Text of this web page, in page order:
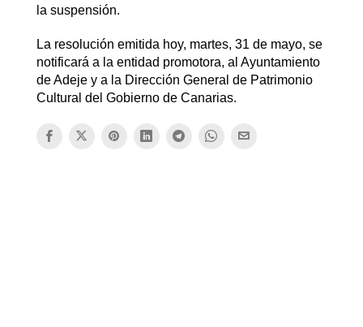
la suspensión.
La resolución emitida hoy, martes, 31 de mayo, se
notificará a la entidad promotora, al Ayuntamiento
de Adeje y a la Dirección General de Patrimonio
Cultural del Gobierno de Canarias.